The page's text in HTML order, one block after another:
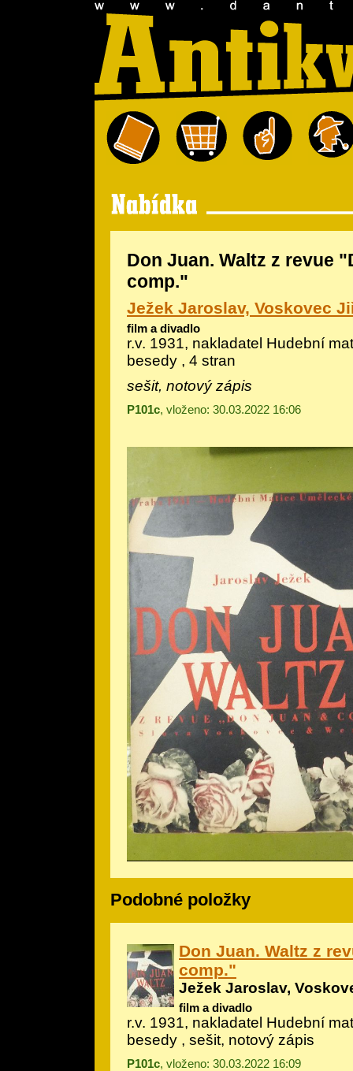
Don Juan. Waltz z revue
comp."
Ježek Jaroslav, Voskovec
film a divadlo
r.v. 1931, nakladatel Hudební
besedy , 4 stran
sešit, notový zápis
P101c, vloženo: 30.03.2022 16:06
Podobné položky
Don Juan. Waltz z
comp."
Ježek Jaroslav,
film a divadlo
r.v. 1931, nakladatel Hudební
besedy , sešit, notový zápis
P101c, vloženo: 30.03.2022 16:09